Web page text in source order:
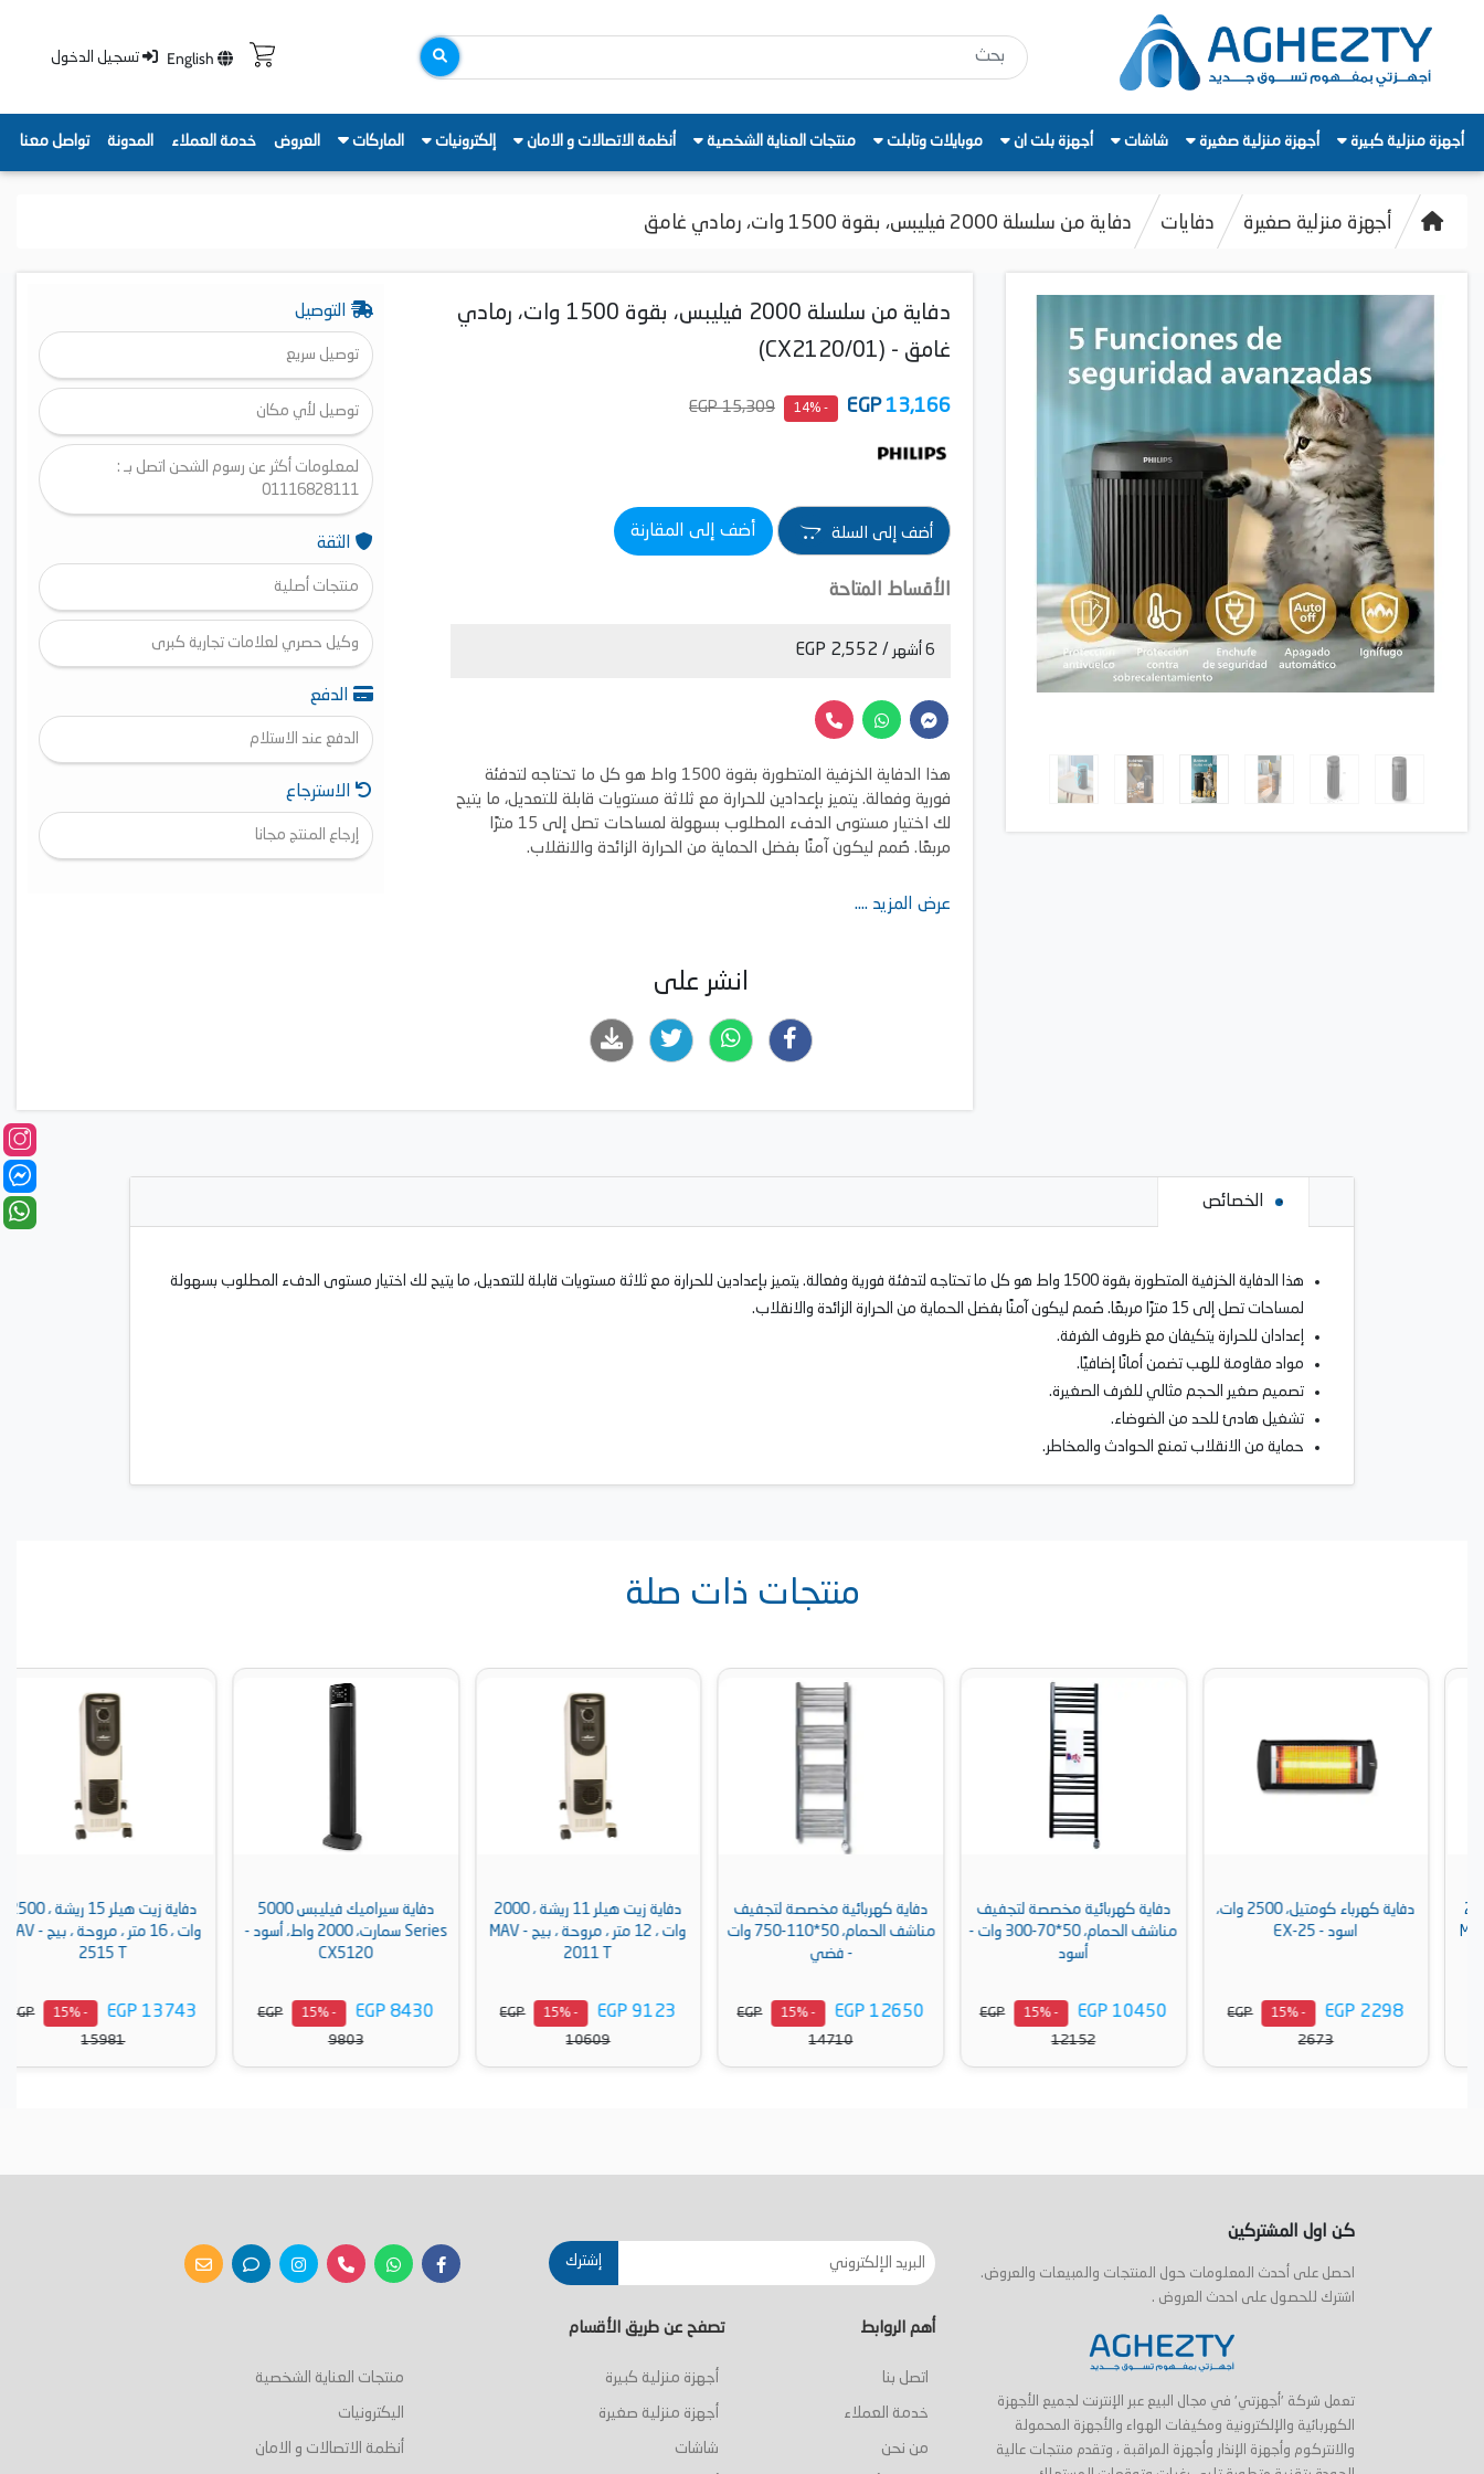
English تسجيل الدخول
أجهزة منزلية كبيرة أجهزة منزلية صغيرة شاشات أجهزة بلت ان موبايلات وتابلت منتجات العناية الشخصية أنظمة الاتصالات و الامان إلكترونيات الماركات العروض خدمة العملاء المدونة تواصل معنا
أجهزة منزلية صغيرة دفايات دفاية من سلسلة 2000 فيليبس، بقوة 1500 وات، رمادي غامق
دفاية من سلسلة 2000 فيليبس، بقوة 1500 وات، رمادي
غامق - (CX2120/01)
13,166
EGP
- 14%
15,309 EGP
أضف إلى السلة أضف إلى المقارنة
الأقساط المتاحة
6 أشهر / 2,552 EGP
هذا الدفاية الخزفية المتطورة بقوة 1500 واط هو كل ما تحتاجه لتدفئة
فورية وفعالة. يتميز بإعدادين للحرارة مع ثلاثة مستويات قابلة للتعديل، ما يتيح
لك اختيار مستوى الدفء المطلوب بسهولة لمساحات تصل إلى 15 مترًا
مربعًا. صُمم ليكون آمنًا بفضل الحماية من الحرارة الزائدة والانقلاب.
عرض المزيد ....
انشر على
التوصيل
توصيل سريع
توصيل لأي مكان
لمعلومات أكثر عن رسوم الشحن اتصل بـ :
01116828111
الثقة
منتجات أصلية
وكيل حصري لعلامات تجارية كبرى
الدفع
الدفع عند الاستلام
الاسترجاع
إرجاع المنتج مجانا
الخصائص
هذا الدفاية الخزفية المتطورة بقوة 1500 واط هو كل ما تحتاجه لتدفئة فورية وفعالة. يتميز بإعدادين للحرارة مع ثلاثة مستويات قابلة للتعديل، ما يتيح لك اختيار مستوى الدفء المطلوب بسهولة
لمساحات تصل إلى 15 مترًا مربعًا. صُمم ليكون آمنًا بفضل الحماية من الحرارة الزائدة والانقلاب.
إعدادان للحرارة يتكيفان مع ظروف الغرفة.
مواد مقاومة للهب تضمن أمانًا إضافيًا.
تصميم صغير الحجم مثالي للغرف الصغيرة.
تشغيل هادئ للحد من الضوضاء.
حماية من الانقلاب تمنع الحوادث والمخاطر.
منتجات ذات صلة
دفاية كهرباء كومتيل، 2500 وات،
اسود - EX-25
EGP 2298
- 15%
EGP
2673
دفاية كهربائية مخصصة لتجفيف
مناشف الحمام، 50*70-300 وات -
EGP 10450
- 15%
EGP
12152
دفاية كهربائية مخصصة لتجفيف
مناشف الحمام، 50*110-750 وات
- فضي
EGP 12650
- 15%
EGP
14710
دفاية زيت هيلر 11 ريشة ، 2000
وات ، 12 متر ، مروحة ، بيج - MAV
2011 T
EGP 9123
- 15%
EGP
10609
دفاية سيراميك فيليبس 5000
Series سمارت، 2000 واط، أسود -
CX5120
EGP 8430
- 15%
EGP
9803
دفاية زيت هيلر 15 ريشة ، 2500
وات ، 16 متر ، مروحة ، بيج - MAV
2515 T
EGP 13743
- 15%
EGP
15981
كن اول المشتركين
احصل على أحدث المعلومات حول المنتجات والمبيعات والعروض.
اشترك للحصول على احدث العروض .
إشترك
تعمل شركة 'أجهزتي' في مجال البيع عبر الإنترنت لجميع الأجهزة
الكهربائية والإلكترونية ومكيفات الهواء والأجهزة المحمولة
والانتركوم وأجهزة الإنذار وأجهزة المراقبة ، وتقدم منتجات عالية
أهم الروابط
اتصل بنا
خدمة العملاء
من نحن
تصفح عن طريق الأقسام
أجهزة منزلية كبيرة
أجهزة منزلية صغيرة
شاشات
منتجات العناية الشخصية
اليكترونيات
أنظمة الاتصالات و الامان